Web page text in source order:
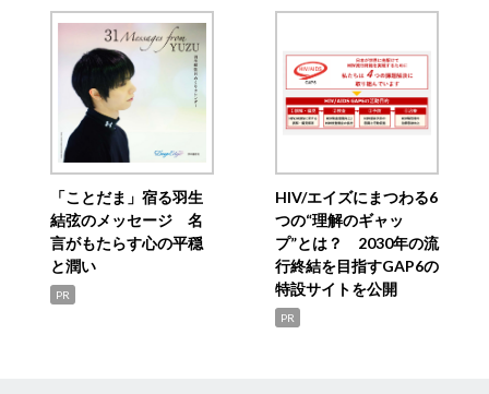
「ことだま」宿る羽生
結弦のメッセージ 名
言がもたらす心の平穏
と潤い
PR
HIV/エイズにまつわる6
つの“理解のギャッ
プ”とは？ 2030年の流
行終結を目指すGAP6の
特設サイトを公開
PR